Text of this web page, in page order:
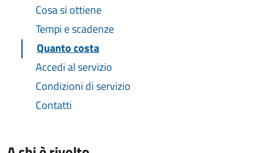
Cosa si ottiene
Tempi e scadenze
Quanto costa
Accedi al servizio
Condizioni di servizio
Contatti